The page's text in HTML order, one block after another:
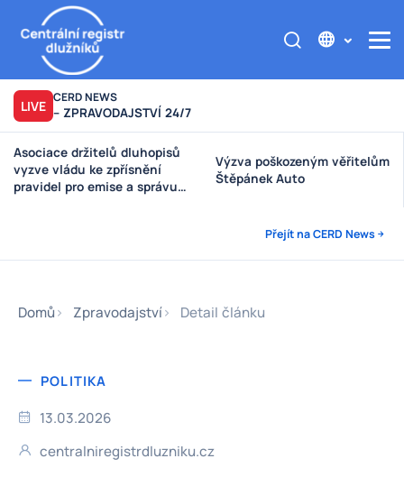
LIVE CERD NEWS
– ZPRAVODAJSTVÍ 24/7
Asociace držitelů dluhopisů
vyzve vládu ke zpřísnění
pravidel pro emise a správu
Výzva poškozeným věřitelům
Štěpánek Auto
Přejít na CERD News
Domů Zpravodajství Detail článku
POLITIKA
13.03.2026
centralniregistrdluzniku.cz